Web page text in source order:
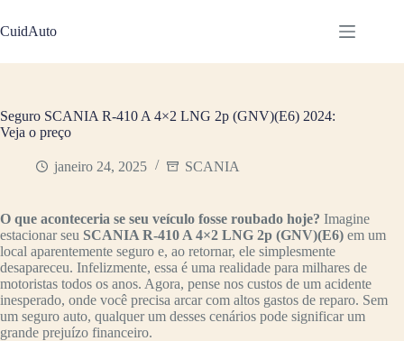
para
o
CuidAuto
Seguro SCANIA R-410 A 4×2 LNG 2p (GNV)(E6) 2024:
Veja o preço
janeiro 24, 2025 SCANIA
O que aconteceria se seu veículo fosse roubado hoje? Imagine
estacionar seu SCANIA R-410 A 4×2 LNG 2p (GNV)(E6) em um
local aparentemente seguro e, ao retornar, ele simplesmente
desapareceu. Infelizmente, essa é uma realidade para milhares de
motoristas todos os anos. Agora, pense nos custos de um acidente
inesperado, onde você precisa arcar com altos gastos de reparo. Sem
um seguro auto, qualquer um desses cenários pode significar um
grande prejuízo financeiro.